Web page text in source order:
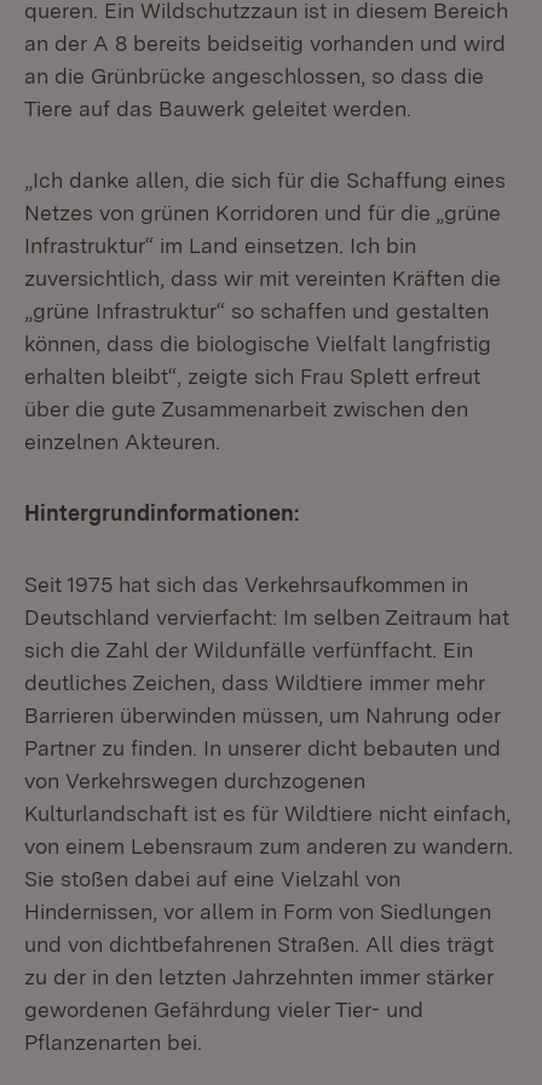
queren. Ein Wildschutzzaun ist in diesem Bereich
an der A 8 bereits beidseitig vorhanden und wird
an die Grünbrücke angeschlossen, so dass die
Tiere auf das Bauwerk geleitet werden.
„Ich danke allen, die sich für die Schaffung eines
Netzes von grünen Korridoren und für die „grüne
Infrastruktur“ im Land einsetzen. Ich bin
zuversichtlich, dass wir mit vereinten Kräften die
„grüne Infrastruktur“ so schaffen und gestalten
können, dass die biologische Vielfalt langfristig
erhalten bleibt“, zeigte sich Frau Splett erfreut
über die gute Zusammenarbeit zwischen den
einzelnen Akteuren.
Hintergrundinformationen:
Seit 1975 hat sich das Verkehrsaufkommen in
Deutschland vervierfacht: Im selben Zeitraum hat
sich die Zahl der Wildunfälle verfünffacht. Ein
deutliches Zeichen, dass Wildtiere immer mehr
Barrieren überwinden müssen, um Nahrung oder
Partner zu finden. In unserer dicht bebauten und
von Verkehrswegen durchzogenen
Kulturlandschaft ist es für Wildtiere nicht einfach,
von einem Lebensraum zum anderen zu wandern.
Sie stoßen dabei auf eine Vielzahl von
Hindernissen, vor allem in Form von Siedlungen
und von dichtbefahrenen Straßen. All dies trägt
zu der in den letzten Jahrzehnten immer stärker
gewordenen Gefährdung vieler Tier- und
Pflanzenarten bei.